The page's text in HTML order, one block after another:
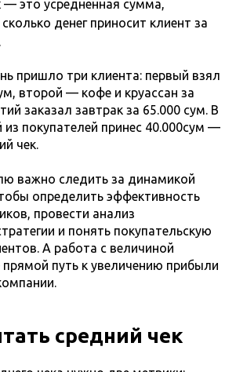
— это усредненная сумма,
денег приносит клиент за
пришло три клиента: первый взял
второй — кофе и круассан за
заказал завтрак за 65.000 сум. В
покупателей принес 40.000сум —
чек.
важно следить за динамикой
определить эффективность
провести анализ
и понять покупательскую
А работа с величиной
путь к увеличению прибыли
средний чек